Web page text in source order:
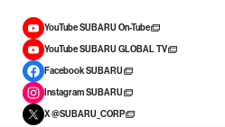
YouTube SUBARU On-Tube
YouTube SUBARU GLOBAL TV
Facebook SUBARU
Instagram SUBARU
X @SUBARU_CORP